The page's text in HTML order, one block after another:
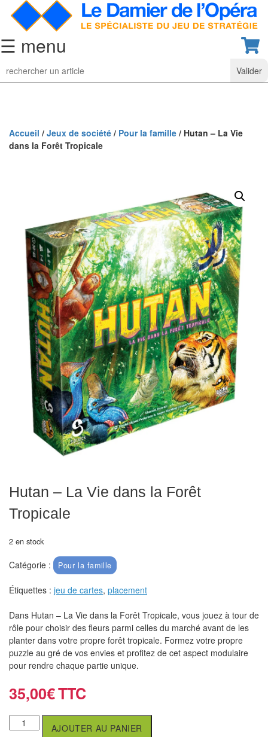
☰ menu
Jeu
d’Echecs
collection
classiques
Coffrets
Echiquiers
et
de
voyage
Echiquiers
électroniques
Echiquiers
clubs
Pièces
Ecoles
clubs
Echiquiers
muraux/Plein
air
Pendules
Echiquier
pour
aveugles
Logiciels
d'échecs
Livres
en
anglais
Accueil / Jeux de société / Pour la famille / Hutan – La Vie
dans la Forêt Tropicale
Hutan – La Vie dans la Forêt
Tropicale
2 en stock
Catégorie : Pour la famille
Étiquettes : jeu de cartes, placement
Dans Hutan – La Vie dans la Forêt Tropicale, vous jouez à tour de
rôle pour choisir des fleurs parmi celles du marché avant de les
planter dans votre propre forêt tropicale. Formez votre propre
puzzle au gré de vos envies et profitez de cet aspect modulaire
pour rendre chaque partie unique.
35,00€
AJOUTER AU PANIER